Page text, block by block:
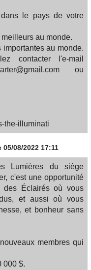
le pays de votre
au monde.
au monde.
contacter l'e-mail
ou
the-illuminati
05/08/2022 17:11
Lumières du siège
c'est une opportunité
des Éclairés où vous
et aussi où vous
et bonheur sans
membres qui
000 $.